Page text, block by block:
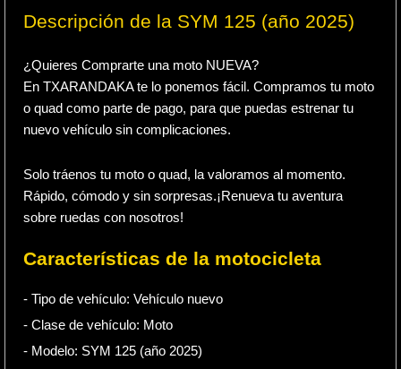
Descripción de la SYM 125 (año 2025)
¿Quieres Comprarte una moto NUEVA?
En TXARANDAKA te lo ponemos fácil. Compramos tu moto
o quad como parte de pago, para que puedas estrenar tu
nuevo vehículo sin complicaciones.
Solo tráenos tu moto o quad, la valoramos al momento.
Rápido, cómodo y sin sorpresas.¡Renueva tu aventura
sobre ruedas con nosotros!
Características de la motocicleta
- Tipo de vehículo: Vehículo nuevo
- Clase de vehículo: Moto
- Modelo: SYM 125 (año 2025)